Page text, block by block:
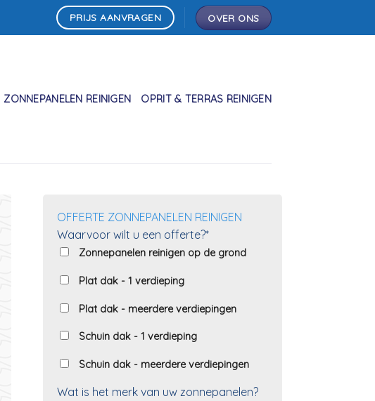
PRIJS AANVRAGEN OVER ONS
ZONNEPANELEN REINIGEN OPRIT & TERRAS REINIGEN
OFFERTE ZONNEPANELEN REINIGEN
Waarvoor wilt u een offerte?*
Zonnepanelen reinigen op de grond
Plat dak - 1 verdieping
Plat dak - meerdere verdiepingen
Schuin dak - 1 verdieping
Schuin dak - meerdere verdiepingen
Wat is het merk van uw zonnepanelen?